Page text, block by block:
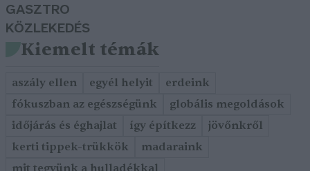
GASZTRO
KÖZLEKEDÉS
Kiemelt témák
aszály ellen egyél helyit
erdeink
fókuszban az egészségünk
globális megoldások
időjárás és éghajlat
így építkezz
jövőnkről
kerti tippek-trükkök
madaraink